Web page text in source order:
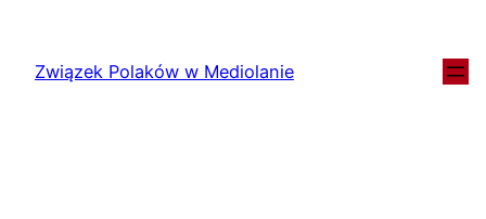
Związek Polaków w Mediolanie